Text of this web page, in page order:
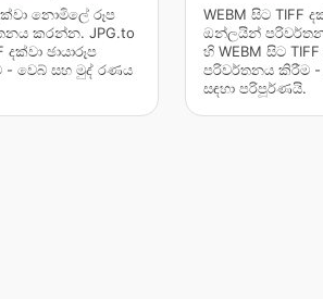
නොමිලේ රූප
කරන්න. JPG.to
දක්වා ඡායාරූප
- වෙබ් සහ මුද් රණය
WEBM සිට TIFF
ඔන්ලයින්
හි WEBM සිට
පරිවර්තනය කිරීම
සඳහා පරිපූර්ණයි.